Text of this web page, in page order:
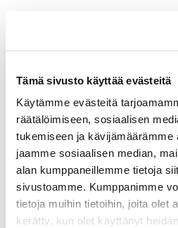
Tämä sivusto käyttää evästeitä
Käytämme evästeitä
räätälöimiseen, sosiaalisen
tukemiseen ja
jaamme sosiaalisen median,
alan kumppaneillemme tietoja
sivustoamme. Kumppanimme
tietoja muihin tietoihin, joita olet
kerätty, kun olet käyttänyt
paikassa. Klubin alakerrassa on
Vantaankosken golfhallilla
LUE LISÄÄ